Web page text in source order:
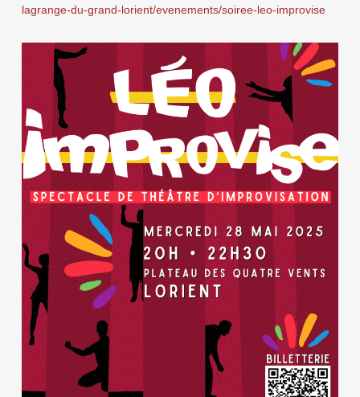
lagrange-du-grand-lorient/evenements/soiree-leo-improvise